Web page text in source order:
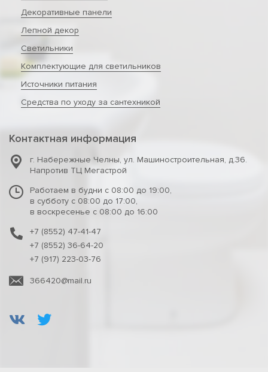
Декоративные панели
Лепной декор
Светильники
Комплектующие для светильников
Источники питания
Средства по уходу за сантехникой
Контактная информация
г. Набережные Челны, ул. Машиностроительная, д.36.
Напротив ТЦ Мегастрой
Работаем в будни с 08:00 до 19:00,
в субботу с 08:00 до 17:00,
в воскресенье с 08:00 до 16:00
+7 (8552) 47-41-47
+7 (8552) 36-64-20
+7 (917) 223-03-76
366420@mail.ru